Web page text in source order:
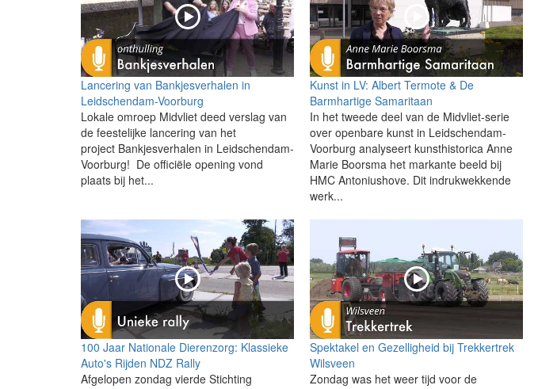
Lancering van Bankjesverhalen in
Leidschendam-Voorburg
Lokale omroep Midvliet deed verslag van
de feestelijke lancering van het
project Bankjesverhalen in Leidschendam-
Voorburg! De officiële opening vond
plaats bij het...
Kunst in LV: Albert Termote & De
Barmhartige Samaritaan
In het tweede deel van de Midvliet-serie
over openbare kunst in Leidschendam-
Voorburg analyseert kunsthistorica Anne
Marie Boorsma het markante beeld bij
HMC Antoniushove. Dit indrukwekkende
werk...
100 Jaar Nationale Dierenzorg: Klassieke
Auto's Rijden NDZ Rally
Afgelopen zondag vierde Stichting
Spektakel en Gezelligheid bij Trekkertrek
Wilsveen
Zondag was het weer tijd voor de